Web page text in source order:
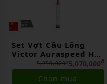
Set Vợt Cầu Lông
Victor Auraspeed HS
Plus CNY GB 20265,070,000₫
5,250,000₫
Chọn mua